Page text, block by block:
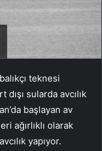
teknesi
sularda avcılık
başlayan av
ağırlıklı olarak
yapıyor.